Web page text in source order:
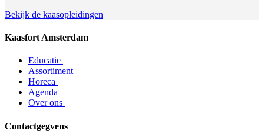
Bekijk de kaasopleidingen
Kaasfort Amsterdam
Educatie
Assortiment
Horeca
Agenda
Over ons
Contactgegvens